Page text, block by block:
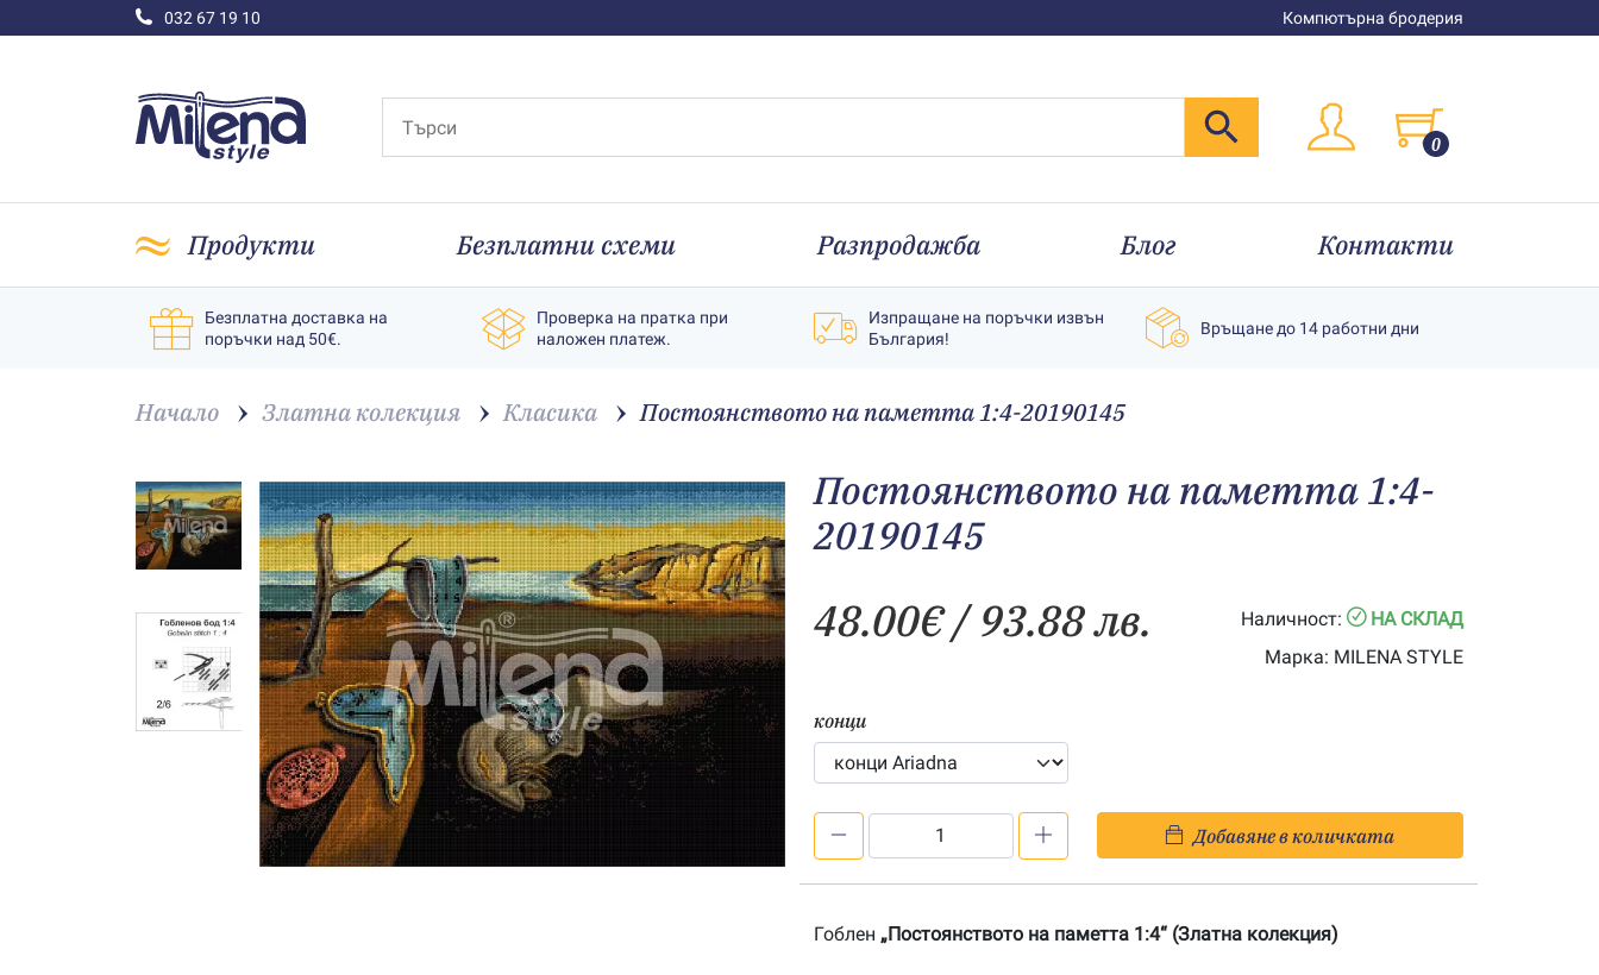
032 67 19 10 Компютърна бродерия
0
Продукти Безплатни схеми Разпродажба Блог Контакти
Безплатна доставка на
поръчки над 50€.
Проверка на пратка при
наложен платеж.
Изпращане на поръчки извън
България!
Връщане до 14 работни дни
Начало Златна колекция Класика Постоянството на паметта 1:4-20190145
Постоянството на паметта 1:4-
20190145
48.00€/ 93.88 лв. Наличност:
НА СКЛАД
Марка: MILENA STYLE
конци
на
Добавяне в количката
Гоблен „Постоянството на паметта 1:4“ (Златна колекция)